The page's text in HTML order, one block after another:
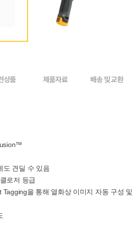
상품 제품자료 배송 및 교환
도 견딜 수 있음
로저 등급
Tagging을 통해 열화상 이미지 자동 구성 및